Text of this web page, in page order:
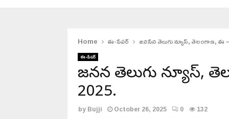
Home ఈ-పేపర్ జనసేన తెలుగు న్యూస్, తెలంగాణ, ఈ
ఈ-పేపర్
జనసేన తెలుగు న్యూస్,
2025.
byBujji October 26, 2025 0 132